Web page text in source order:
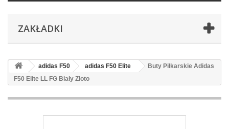
ZAKŁADKI
adidas F50 adidas F50 Elite
Buty Piłkarskie Adidas
F50 Elite LL FG Biały Złoto